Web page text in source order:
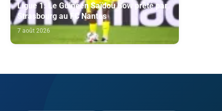
Ligue 1: Le Guinéen Saïdou Sow prêté par
Strasbourg au FC Nantes
7 août 2026